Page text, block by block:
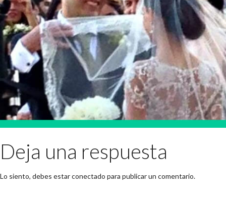
Deja una respuesta
Lo siento, debes estarconectado para publicar un comentario.